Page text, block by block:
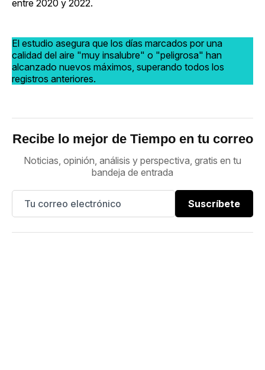
entre 2020 y 2022.
El estudio asegura que los días marcados por una
calidad del aire "muy insalubre" o "peligrosa" han
alcanzado nuevos máximos, superando todos los
registros anteriores.
Recibe lo mejor de Tiempo en tu correo
Noticias, opinión, análisis y perspectiva, gratis en tu
bandeja de entrada
Suscríbete